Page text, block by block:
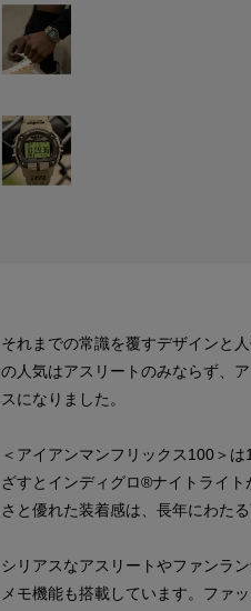
それまでの常識を覆すデザインと
の人気はアスリートのみならず、
スになりました。
＜アイアンマンフリックス100＞
ざすとインディグロ®ナイトライ
さと優れた装着感は、長年にわた
シリアスなアスリートやファンラ
メモ機能も搭載しています。ファ